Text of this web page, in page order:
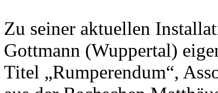
Zu seiner aktuellen
Gottmann (Wuppertal)
Titel „Rumperendum“,